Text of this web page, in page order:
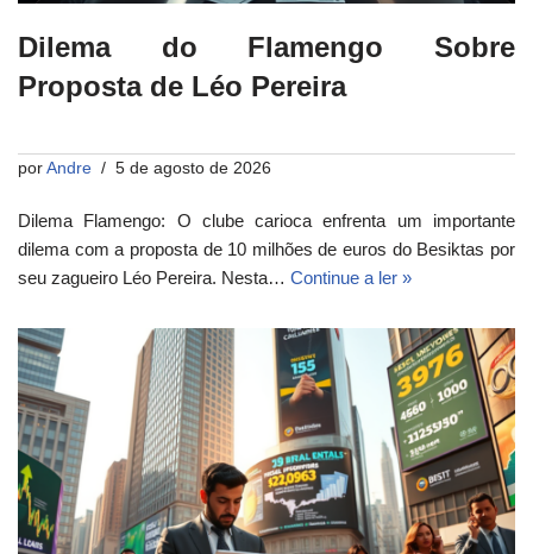
Dilema do Flamengo Sobre
Proposta de Léo Pereira
por Andre 5 de agosto de 2026
Dilema Flamengo: O clube carioca enfrenta um importante
dilema com a proposta de 10 milhões de euros do Besiktas por
seu zagueiro Léo Pereira. Nesta… Continue a ler »